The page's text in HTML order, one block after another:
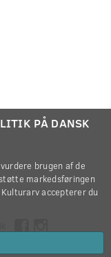
PÅ DANSK
brugen af de
markedsføringen
accepterer du